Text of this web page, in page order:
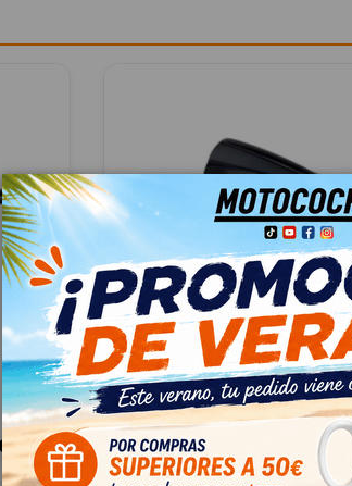
ANTENA 39826430
VOLVO XC60 BUSINESS PLUS AWD
OEM:39826430
ID:1355678
148,00 € Sin IVA
179,08 € Con IVA